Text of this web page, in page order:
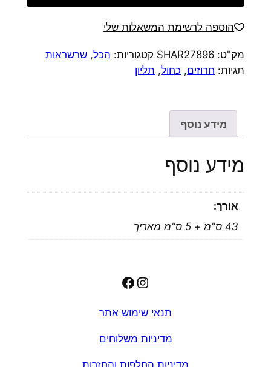
הוספה לרשימת המשאלות שלי
מק"ט: SHAR27896 קטגוריות: הכל, שרשראות
תגיות: חרוזים, כחול, תליון
מידע נוסף
מידע נוסף
אורך:
43 ס"מ + 5 ס"מ מאריך
Instagram
Facebook
תנאי שימוש אתר
מדיניות משלוחים